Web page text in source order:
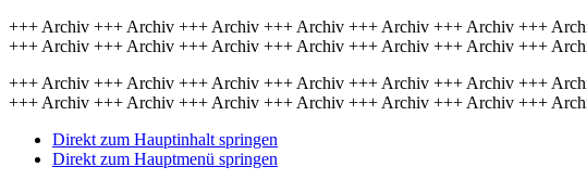
+++ Archiv +++ Archiv +++ Archiv +++ Archiv +++ Archiv +++ Archiv +++
+++ Archiv +++ Archiv +++ Archiv +++ Archiv +++ Archiv +++ Archiv +++
+++ Archiv +++ Archiv +++ Archiv +++ Archiv +++ Archiv +++ Archiv +++
+++ Archiv +++ Archiv +++ Archiv +++ Archiv +++ Archiv +++ Archiv +++
Direkt zum Hauptinhalt springen
Direkt zum Hauptmenü springen